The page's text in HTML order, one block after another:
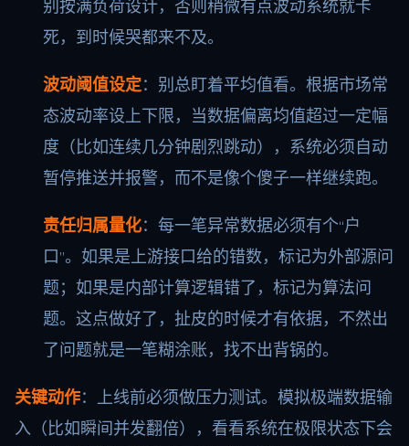
别按满负荷设计，否则稍微有点波动系统就卡
死，到时候哭都来不及。
波动阈值设定：别总盯着平均值看。根据市场常
态波动率设上下限，当数据偏离均值超过一定幅
度（比如连续几分钟剧烈跳动），系统必须自动
暂停推送并报警，而不是像个傻子一样继续跑。
责任归属量化：每一笔异常数据必须有个“户
口”。如果是上游接口给的错数，标记为外部源问
题；如果是内部计算逻辑错了，标记为算法问
题。这点做好了，扯皮的时候才有依据，不然出
了问题就是一笔糊涂账，找不出背锅的。
关键动作：上线前必须做压力测试。模拟极端数据输
入（比如瞬间并发翻倍），看看系统在极限状态下会